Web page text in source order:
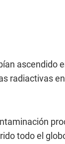
ascendido
radiactivas en
todo el